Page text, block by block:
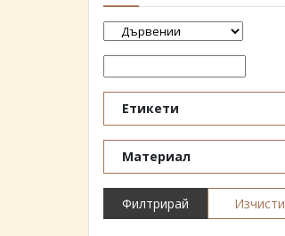
Етикети
Материал
Филтрирай Изчисти